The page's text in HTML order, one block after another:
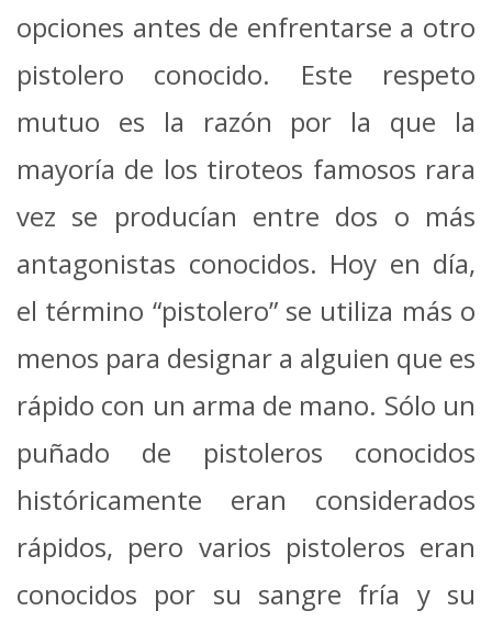
opciones antes de enfrentarse a otro
pistolero conocido. Este respeto
mutuo es la razón por la que la
mayoría de los tiroteos famosos rara
vez se producían entre dos o más
antagonistas conocidos. Hoy en día,
el término “pistolero” se utiliza más o
menos para designar a alguien que es
rápido con un arma de mano. Sólo un
puñado de pistoleros conocidos
históricamente eran considerados
rápidos, pero varios pistoleros eran
conocidos por su sangre fría y su